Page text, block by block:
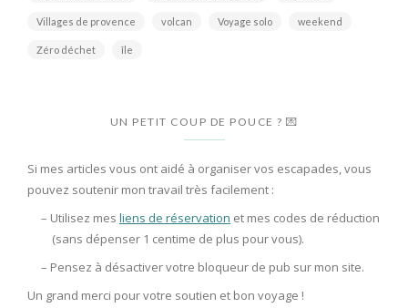
Villages de provence volcan Voyage solo weekend
Zéro déchet île
UN PETIT COUP DE POUCE ? 💌
Si mes articles vous ont aidé à organiser vos escapades, vous
pouvez soutenir mon travail très facilement :
– Utilisez mes liens de réservation et mes codes de réduction
(sans dépenser 1 centime de plus pour vous).
– Pensez à désactiver votre bloqueur de pub sur mon site.
Un grand merci pour votre soutien et bon voyage !